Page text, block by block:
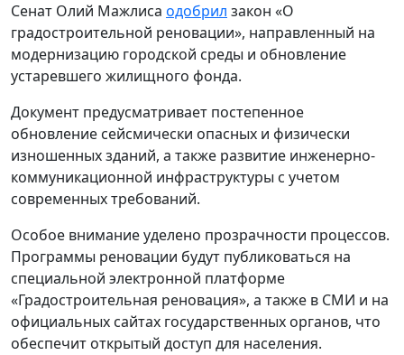
Сенат Олий Мажлиса одобрил закон «О
градостроительной реновации», направленный на
модернизацию городской среды и обновление
устаревшего жилищного фонда.
Документ предусматривает постепенное
обновление сейсмически опасных и физически
изношенных зданий, а также развитие инженерно-
коммуникационной инфраструктуры с учетом
современных требований.
Особое внимание уделено прозрачности процессов.
Программы реновации будут публиковаться на
специальной электронной платформе
«Градостроительная реновация», а также в СМИ и на
официальных сайтах государственных органов, что
обеспечит открытый доступ для населения.